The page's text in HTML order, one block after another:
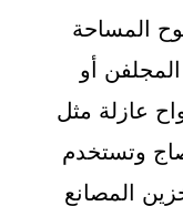
المساحة
أو
عازلة مثل
وتستخدم
المصانع